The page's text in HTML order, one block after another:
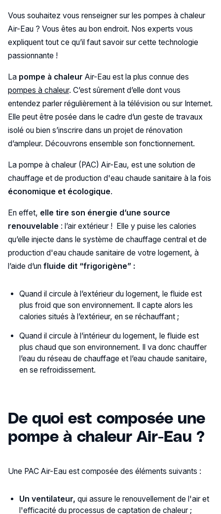
Vous souhaitez vous renseigner sur les pompes à chaleur
Air-Eau ? Vous êtes au bon endroit. Nos experts vous
expliquent tout ce qu’il faut savoir sur cette technologie
passionnante !
La pompe à chaleur Air-Eau est la plus connue des
pompes à chaleur. C’est sûrement d’elle dont vous
entendez parler régulièrement à la télévision ou sur Internet.
Elle peut être posée dans le cadre d’un geste de travaux
isolé ou bien s’inscrire dans un projet de rénovation
d’ampleur. Découvrons ensemble son fonctionnement.
La pompe à chaleur (PAC) Air-Eau, est une solution de
chauffage et de production d'eau chaude sanitaire à la fois
économique et écologique.
En effet, elle tire son énergie d’une source
renouvelable : l’air extérieur ! Elle y puise les calories
qu’elle injecte dans le système de chauffage central et de
production d'eau chaude sanitaire de votre logement, à
l’aide d’un fluide dit “frigorigène” :
Quand il circule à l’extérieur du logement, le fluide est
plus froid que son environnement. Il capte alors les
calories situés à l’extérieur, en se réchauffant ;
Quand il circule à l’intérieur du logement, le fluide est
plus chaud que son environnement. Il va donc chauffer
l’eau du réseau de chauffage et l’eau chaude sanitaire,
en se refroidissement.
De quoi est composée une
pompe à chaleur Air-Eau ?
Une PAC Air-Eau est composée des éléments suivants :
Un ventilateur, qui assure le renouvellement de l'air et
l'efficacité du processus de captation de chaleur ;